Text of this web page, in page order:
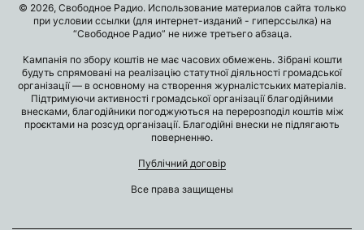
© 2026, Свободное Радио. Использование материалов сайта только
при условии ссылки (для интернет-изданий - гиперссылка) на
“Свободное Радио” не ниже третьего абзаца.
Кампанія по збору коштів не має часових обмежень. Зібрані кошти
будуть спрямовані на реалізацію статутної діяльності громадської
організації — в основному на створення журналістських матеріалів.
Підтримуючи активності громадської організації благодійними
внесками, благодійники погоджуються на перерозподіл коштів між
проєктами на розсуд організації. Благодійні внески не підлягають
поверненню.
Публічний договір
Все права защищены